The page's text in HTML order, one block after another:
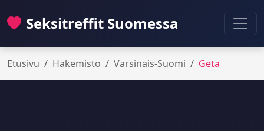
Seksitreffit Suomessa
Etusivu Hakemisto Varsinais-Suomi Geta